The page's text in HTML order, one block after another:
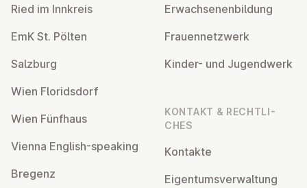
Ried im Innkreis
EmK St. Pölten
Salzburg
Wien Flo­rids­dorf
Wien Fünfhaus
Vienna English-speaking
Bregenz
Er­wach­se­nen­bil­dung
Frau­en­netz­werk
Kinder- und Ju­gend­werk
KONTAKT & RECHT­LI­
CHES
Kontakte
Ei­gen­tums­ver­wal­tung